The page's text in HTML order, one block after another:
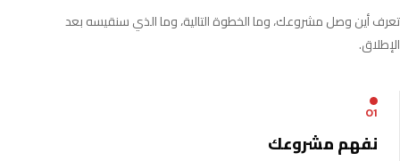
تعرف أين وصل مشروعك، وما الخطوة التالية، وما الذي سنقيسه بعد
الإطلاق.
01
نفهم مشروعك